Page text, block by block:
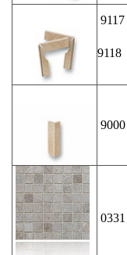
9117
9118
9000
0331